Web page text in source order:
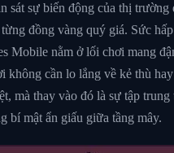
sát sự biến động của thị trường
đồng vàng quý giá. Sức
Mobile nằm ở lối chơi mang
không cần lo lắng về kẻ thù
mà thay vào đó là sự tập trung
bí mật ẩn giấu giữa tầng mây.